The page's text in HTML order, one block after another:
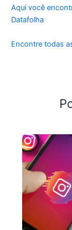
Aqui você
Datafolha
Encontre todas